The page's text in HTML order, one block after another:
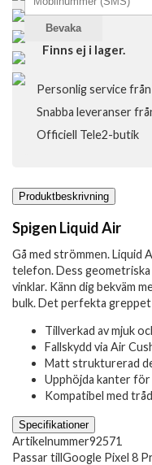
Bevaka
Finns ej i lager.
Personlig service
Snabba leveranser
Officiell Tele2-butik
Produktbeskrivning
Spigen Liquid Air
Gå med strömmen. Liquid
telefon. Dess geometriska
vinklar. Känn dig bekväm
bulk. Det perfekta
Tillverkad av mjuk
Fallskydd via Air
Matt strukturerad
Upphöjda kanter för
Kompatibel med
Specifikationer
Artikelnummer92571
Passar tillGoogle Pixel 8